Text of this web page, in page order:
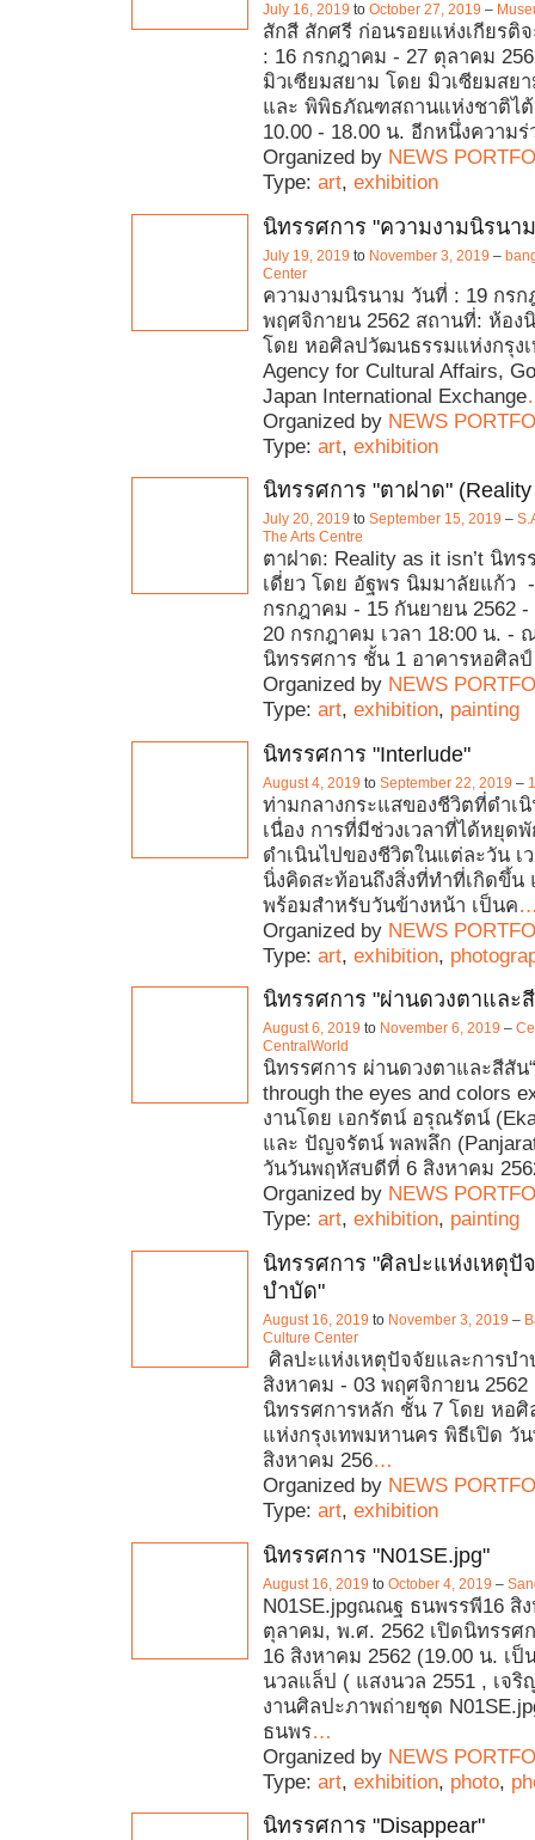
July 16, 2019 to October 27, 2019 –
สักสี สักศรี ก่อนรอยแห่งเกียรติ
: 16 กรกฎาคม - 27 ตุลาคม
มิวเซียมสยาม โดย มิวเซียมสย
และ พิพิธภัณฑสถานแห่งชาติไต้
10.00 - 18.00 น. อีกหนึ่งความ
Organized by NEWS
Type: art, exhibition
นิทรรศการ "ความงามนิรนา
July 19, 2019 to November 3, 2019 –
Center
ความงามนิรนาม วันที่ : 19 กรก
พฤศจิกายน 2562 สถานที่: ห้อง
โดย หอศิลปวัฒนธรรมแห่งกรุง
Agency for Cultural Affairs,
Japan International Exchange
Organized by NEWS
Type: art, exhibition
นิทรรศการ "ตาฝาด" (Reality
July 20, 2019 to September 15, 2019 –
The Arts Centre
ตาฝาด: Reality as it isn’t นิทร
เดี่ยว โดย อัฐพร นิมมาลัยแก้ว -
กรกฎาคม - 15 กันยายน 2562
20 กรกฎาคม เวลา 18:00 น. -
นิทรรศการ ชั้น 1 อาคารหอศิลป์
Organized by NEWS
Type: art, exhibition, painting
นิทรรศการ "Interlude"
August 4, 2019 to September 22, 2019 –
ท่ามกลางกระแสของชีวิตที่ดำเ
เนื่อง การที่มีช่วงเวลาที่ได้หยุด
ดำเนินไปของชีวิตในแต่ละวัน เ
นิ่งคิดสะท้อนถึงสิ่งที่ทำที่เกิดขึ้น
พร้อมสำหรับวันข้างหน้า เป็นค
Organized by NEWS
Type: art, exhibition,
นิทรรศการ "ผ่านดวงตาและ
August 6, 2019 to November 6, 2019 –
CentralWorld
นิทรรศการ ผ่านดวงตาและสีสัน
through the eyes and colors
งานโดย เอกรัตน์ อรุณรัตน์
และ ปัญจรัตน์ พลพลึก
วันวันพฤหัสบดีที่ 6 สิงหาคม
Organized by NEWS
Type: art, exhibition, painting
นิทรรศการ "ศิลปะแห่งเหตุปั
บำบัด"
August 16, 2019 to November 3, 2019 –
Culture Center
ศิลปะแห่งเหตุปัจจัยและการบ
สิงหาคม - 03 พฤศจิกายน
นิทรรศการหลัก ชั้น 7 โดย หอ
แห่งกรุงเทพมหานคร พิธีเปิด วั
สิงหาคม 256…
Organized by NEWS
Type: art, exhibition
นิทรรศการ "N01SE.jpg"
August 16, 2019 to October 4, 2019 –
N01SE.jpgณณฐ ธนพรรพี16 สิ
ตุลาคม, พ.ศ. 2562 เปิดนิทรรศ
16 สิงหาคม 2562 (19.00 น. เ
นวลแล็ป ( แสงนวล 2551 , เจริ
งานศิลปะภาพถ่ายชุด
ธนพร…
Organized by NEWS
Type: art, exhibition, photo,
นิทรรศการ "Disappear"